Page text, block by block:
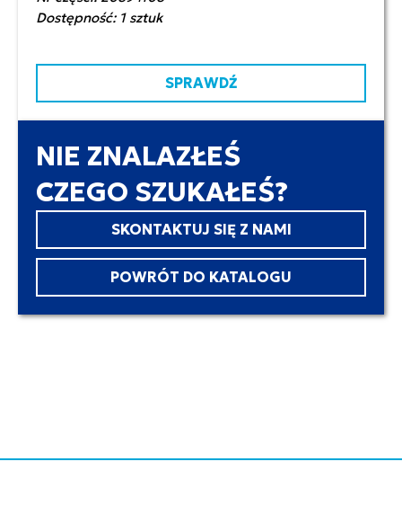
Dostępność: 1 sztuk
SPRAWDŹ
NIE ZNALAZŁEŚ
CZEGO SZUKAŁEŚ?
SKONTAKTUJ SIĘ Z NAMI
POWRÓT DO KATALOGU